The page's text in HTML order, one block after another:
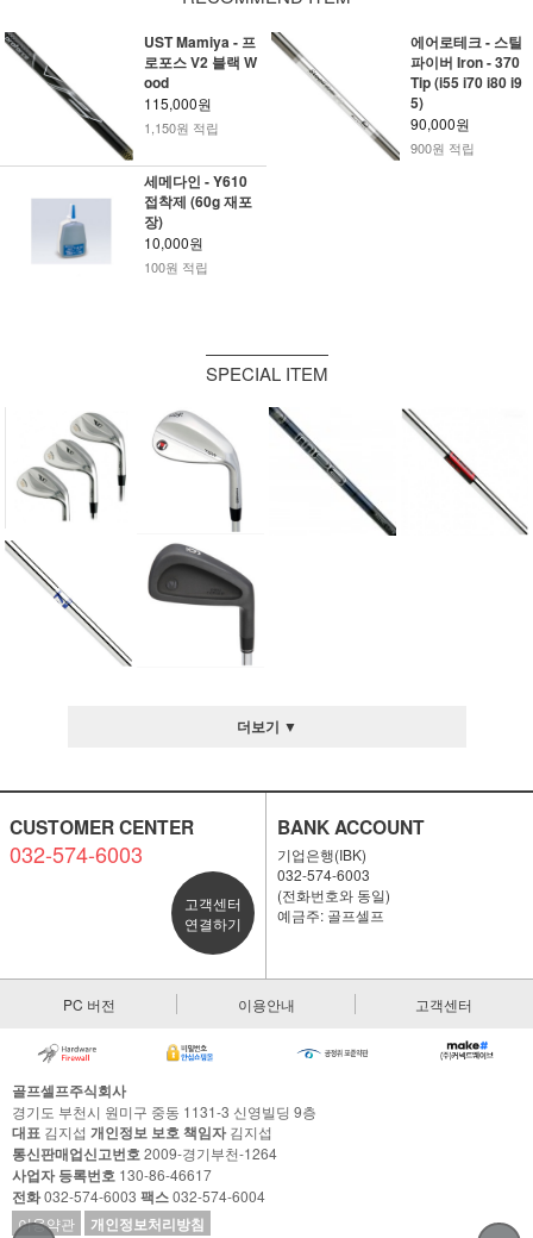
UST Mamiya - 프
로포스 V2 블랙 W
ood
115,000원
1,150원 적립
에어로테크 - 스틸
파이버 Iron - 370
Tip (i55 i70 i80 i9
5)
90,000원
900원 적립
세메다인 - Y610
접착제 (60g 재포
장)
10,000원
100원 적립
SPECIAL ITEM
더보기 ▼
CUSTOMER CENTER
032-574-6003
고객센터
연결하기
BANK ACCOUNT
기업은행(IBK)
032-574-6003
(전화번호와 동일)
예금주: 골프셀프
PC 버전 이용안내 고객센터
골프셀프주식회사
경기도 부천시 원미구 중동 1131-3 신영빌딩 9층
대표 김지섭 개인정보 보호 책임자김지섭
통신판매업신고번호2009-경기부천-1264
사업자 등록번호 130-86-46617
전화032-574-6003 팩스032-574-6004
이용약관
개인정보처리방침